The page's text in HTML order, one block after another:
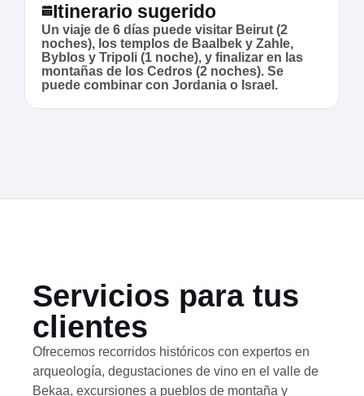
Itinerario sugerido
Un viaje de 6 días puede visitar Beirut (2
noches), los templos de Baalbek y Zahle,
Byblos y Tripoli (1 noche), y finalizar en las
montañas de los Cedros (2 noches). Se
puede combinar con Jordania o Israel.
Servicios para tus
clientes
Ofrecemos recorridos históricos con expertos en
arqueología, degustaciones de vino en el valle de
Bekaa, excursiones a pueblos de montaña y